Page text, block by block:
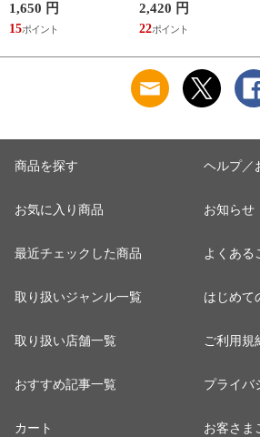
サウナ ごリラックス
まもるさんの洗える
巾着 ブラック 黒
1,650 円
15
補給 マイボトル サ
ウナ 温泉 水筒 カバ
ー トトノイモード
2,420 円
22
商品を探す
お気に入り商品
最近チェックした商品
取り扱いジャンル一覧
取り扱い店舗一覧
おすすめ記事一覧
カート
ヘルプ／
お知らせ
よくある
はじめて
ご利用規
プライバ
お客さま